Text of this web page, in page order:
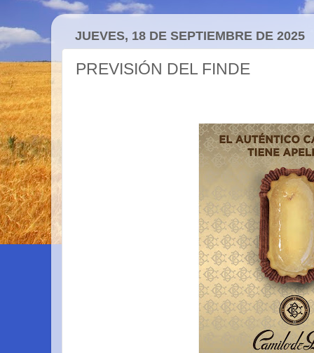
JUEVES, 18 DE SEPTIEMBRE DE 2025
PREVISIÓN DEL FINDE